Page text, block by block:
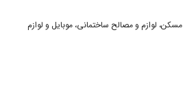
مسکن، لوازم و مصالح ساختمانی، موبایل و لوازم